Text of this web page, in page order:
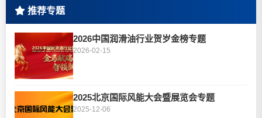
推荐专题
2026中国润滑油行业贺岁金榜专题
2026-02-15
2025北京国际风能大会暨展览会专题
2025-12-06